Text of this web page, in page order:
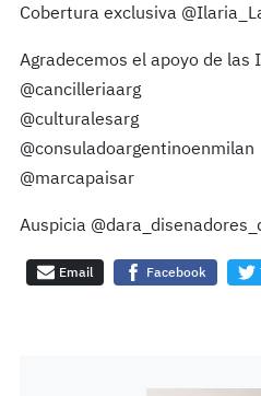
Cobertura exclusiva
Agradecemos el apoyo de las
@cancilleriaarg
@culturalesarg
@consuladoargentinoenmilan
@marcapaisar
Auspicia
Email Facebook